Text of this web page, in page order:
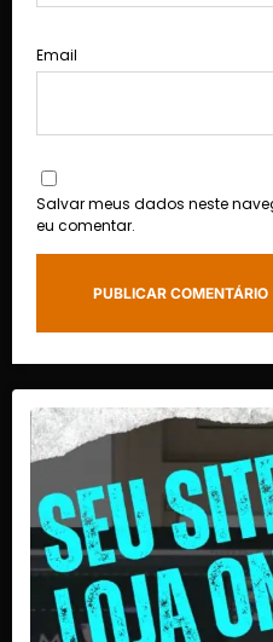
Email
Salvar meus dados neste
eu comentar.